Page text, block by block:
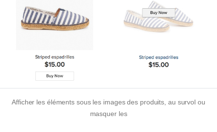
Afficher les éléments sous les images des produits, au survol ou
masquer les